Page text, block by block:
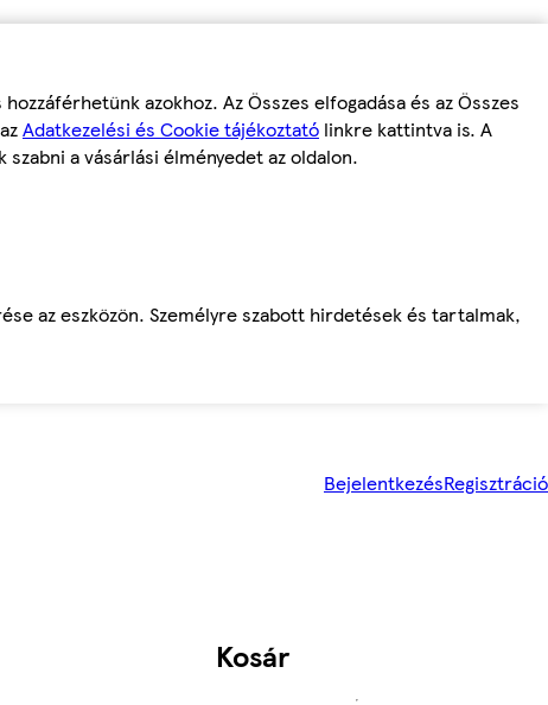
azokhoz. Az Összes elfogadása és az Összes
Adatkezelési és Cookie tájékoztató linkre kattintva is. A
a vásárlási élményedet az oldalon.
az eszközön. Személyre szabott hirdetések és tartalmak,
BejelentkezésRegisztráció
Kosár